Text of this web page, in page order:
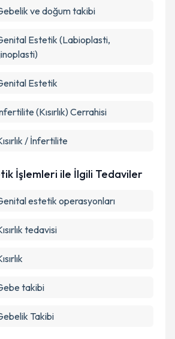
ve doğum takibi
Estetik (Labioplasti,
Estetik
(Kısırlık) Cerrahisi
/ İnfertilite
İşlemleri ile İlgili Tedaviler
estetik operasyonları
tedavisi
takibi
Takibi